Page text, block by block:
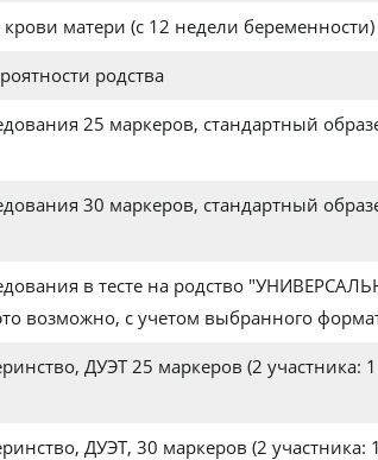
матери (с 12 недели беременности)
родства
25 маркеров, стандартный
30 маркеров, стандартный
в тесте на родство
возможно, с учетом выбранного
ДУЭТ 25 маркеров (2
ДУЭТ, 30 маркеров (2